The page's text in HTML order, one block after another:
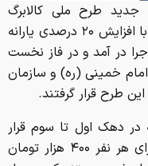
جدید طرح ملی کالابرگ
الکترونیکی از روز شنبه ۱۳ خرداد ماه با افزایش ۲۰ درصدی یارانه
در آمد و در فاز نخست
خمینی (ره) و سازمان
طرح قرار گرفتند.
در دهک اول تا سوم قرار
دارند و مبلغ یارانه دریافتی آن‌ها به‌ازای هر نفر ۴۰۰ هزار تومان